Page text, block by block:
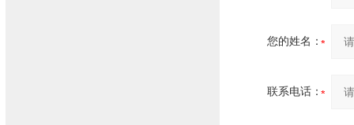
您的姓名：
联系电话：